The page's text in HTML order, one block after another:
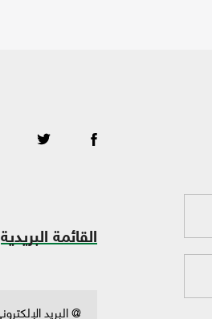
القائمة البريدية